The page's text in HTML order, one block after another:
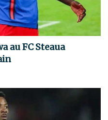
au FC Steaua